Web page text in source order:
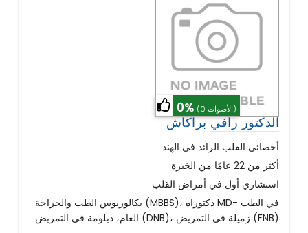
0% (0 الأصوات)
الدكتور رافي براكاش
أخصائي القلب الرائد في الهند
أكثر من 22 عامًا من الخبرة
استشاري أول في أمراض القلب
بكالوريوس الطب والجراحة (MBBS)، دكتوراه MD- في الطب
العام، دبلومة في التمريض (DNB)، زميلة في التمريض (FNB)